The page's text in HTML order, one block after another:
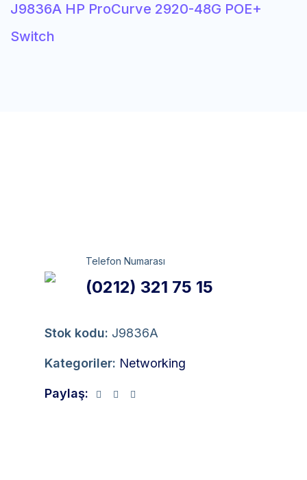
J9836A HP ProCurve 2920-48G POE+
Switch
Telefon Numarası
(0212) 321 75 15
Stok kodu: J9836A
Kategoriler: Networking
Paylaş: